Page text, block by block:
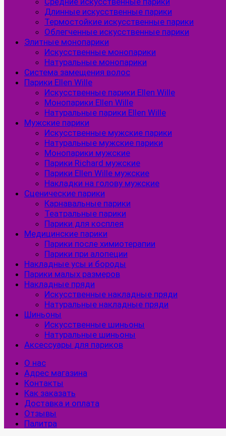
Длинные искусственные парики
Термостойкие искусственные парики
Облегченные искусственные парики
Элитные монопарики
Искусственные монопарики
Натуральные монопарики
Система замещения волос
Парики Ellen Wille
Искусственные парики Ellen Wille
Монопарики Ellen Wille
Натуральные парики Ellen Wille
Мужские парики
Искусственные мужские парики
Натуральные мужские парики
Монопарики мужские
Парики Richard мужские
Парики Ellen Wille мужские
Накладки на голову мужские
Сценические парики
Карнавальные парики
Театральные парики
Парики для косплея
Медицинские парики
Парики после химиотерапии
Парики при алопеции
Накладные усы и бороды
Парики малых размеров
Накладные пряди
Искусственные накладные пряди
Натуральные накладные пряди
Шиньоны
Искусственные шиньоны
Натуральные шиньоны
Аксессуары для париков
О нас
Адрес магазина
Контакты
Как заказать
Доставка и оплата
Отзывы
Палитра